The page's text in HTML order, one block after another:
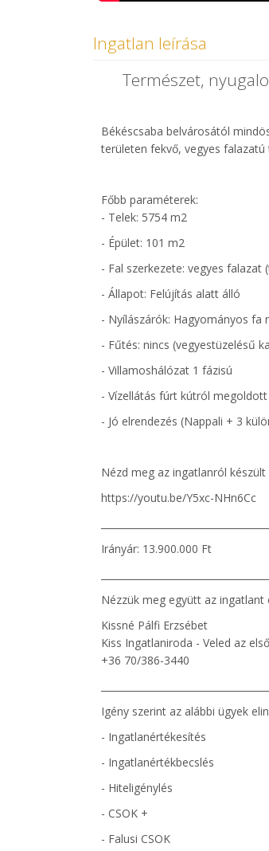
Ingatlan leírása
Természet,
Békéscsaba belvárosától
területen fekvő, vegyes
Főbb paraméterek:
- Telek: 5754 m2
- Épület: 101 m2
- Fal szerkezete: vegyes falazat
- Állapot: Felújítás alatt álló
- Nyílászárók: Hagyományos fa
- Fűtés: nincs (vegyestüzelésű
- Villamoshálózat 1 fázisú
- Vízellátás fúrt kútról megoldott
- Jó elrendezés (Nappali + 3
Nézd meg az ingatlanról készült
https://youtu.be/Y5xc-NHn6Cc
Irányár: 13.900.000 Ft
Nézzük meg együtt az ingatlant
Kissné Pálfi Erzsébet
Kiss Ingatlaniroda - Veled az
+36 70/386-3440
Igény szerint az alábbi ügyek
- Ingatlanértékesítés
- Ingatlanértékbecslés
- Hiteligénylés
- CSOK +
- Falusi CSOK